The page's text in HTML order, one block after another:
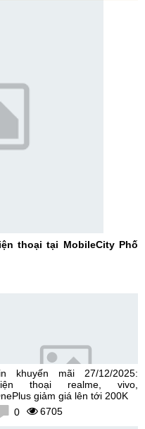
thoại tại MobileCity Phố
khuyến mãi 27/12/2025:
thoại realme, vivo,
giảm giá lên tới 200K
0
6705